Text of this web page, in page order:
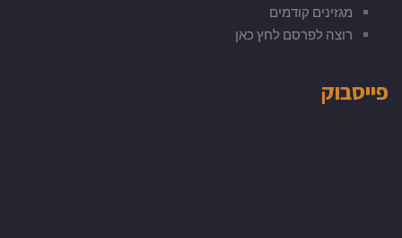
מגזינים קודמים
רוצה לפרסם לחץ כאן
פייסבוק